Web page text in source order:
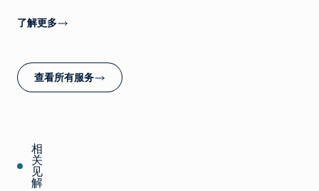
了解更多
查看所有服务
相
关
见
解